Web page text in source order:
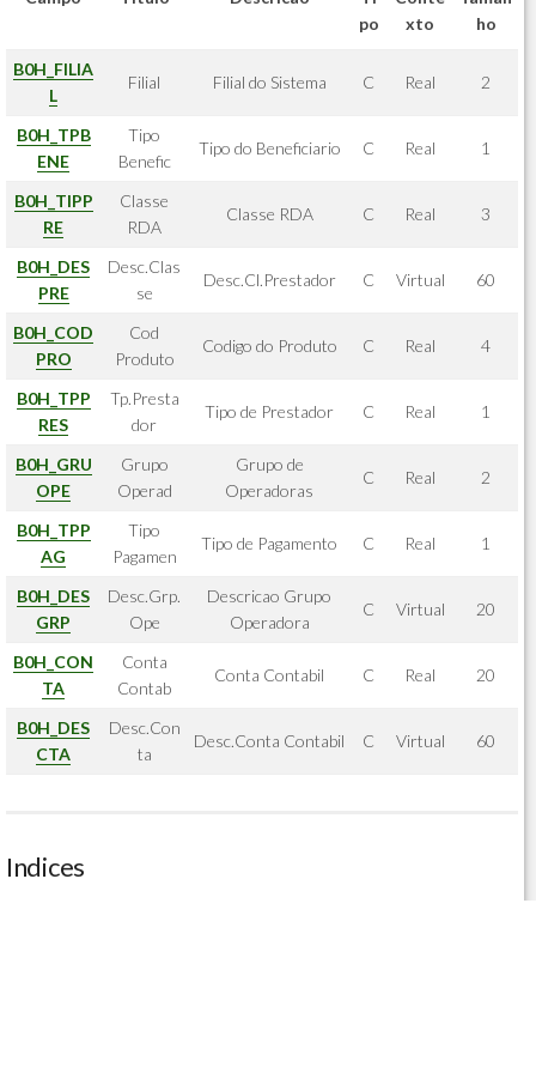
po
xto
ho
B0H_FILIA
L
Filial Filial do Sistema C Real 2
B0H_TPB
ENE
Tipo
Benefic
Tipo do Beneficiario C Real 1
B0H_TIPP
RE
Classe
RDA
Classe RDA C Real 3
B0H_DES
PRE
Desc.Clas
se
Desc.Cl.Prestador C Virtual 60
B0H_COD
PRO
Cod
Produto
Codigo do Produto C Real 4
B0H_TPP
RES
Tp.Presta
dor
Tipo de Prestador C Real 1
B0H_GRU
OPE
Grupo
Operad
Grupo de
Operadoras
C Real 2
B0H_TPP
AG
Tipo
Pagamen
Tipo de Pagamento C Real 1
B0H_DES
GRP
Desc.Grp.
Ope
Descricao Grupo
Operadora
C Virtual 20
B0H_CON
TA
Conta
Contab
Conta Contabil C Real 20
B0H_DES
CTA
Desc.Con
ta
Desc.Conta Contabil C Virtual 60
Indices